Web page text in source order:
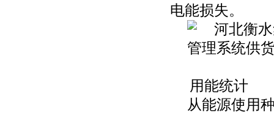
电能损失。
用能统计
从能源使用